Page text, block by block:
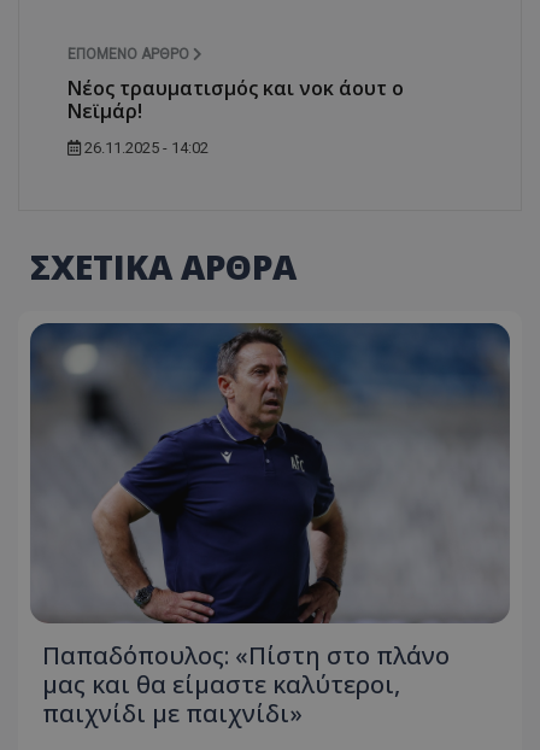
ΕΠΌΜΕΝΟ ΆΡΘΡΟ
Νέος τραυματισμός και νοκ άουτ ο
Νεϊμάρ!
26.11.2025 - 14:02
ΣΧΕΤΙΚΑ ΑΡΘΡΑ
Παπαδόπουλος: «Πίστη στο πλάνο
μας και θα είμαστε καλύτεροι,
παιχνίδι με παιχνίδι»